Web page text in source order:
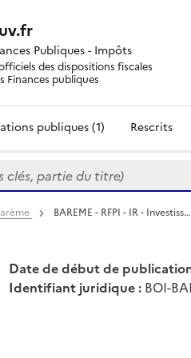
Publiques - Impôts
des dispositions fiscales
Finances publiques
publiques (1) Rescrits
partie du titre)
BAREME - RFPI - IR - Investiss…
Date de début de
Identifiant juridique : BOI-